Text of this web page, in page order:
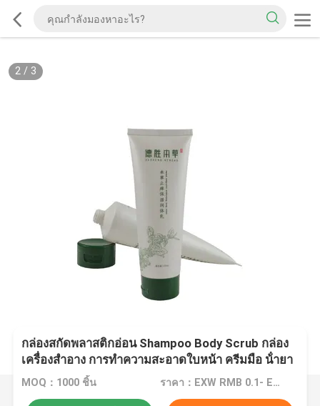
2/ 3
กล่องสกัดพลาสติกอ่อน Shampoo Body Scrub กล่อง
เครื่องสําอาง การทําความสะอาดใบหน้า ครีมมือ น้ํายา
แป้งฟัน
MOQ：1000 ชิ้น ราคา：EXW RMB 0.1- EXW RMB 5